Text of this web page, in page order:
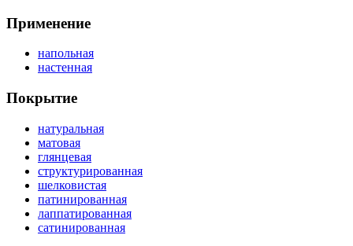
Применение
напольная
настенная
Покрытие
натуральная
матовая
глянцевая
структурированная
шелковистая
патинированная
лаппатированная
сатинированная